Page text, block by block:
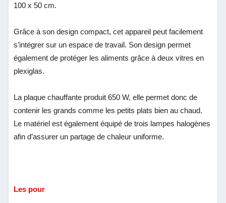
100 x 50 cm.
Grâce à son design compact, cet appareil peut facilement
s’intégrer sur un espace de travail. Son design permet
également de protéger les aliments grâce à deux vitres en
plexiglas.
La plaque chauffante produit 650 W, elle permet donc de
contenir les grands comme les petits plats bien au chaud.
Le matériel est également équipé de trois lampes halogènes
afin d’assurer un partage de chaleur uniforme.
Les pour